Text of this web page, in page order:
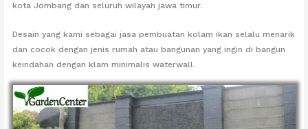
kota Jombang dan seluruh wilayah jawa timur.
Desain yang kami sebagai jasa pembuatan kolam ikan selalu menarik
dan cocok dengan jenis rumah atau bangunan yang ingin di bangun
keindahan dengan klam minimalis waterwall.